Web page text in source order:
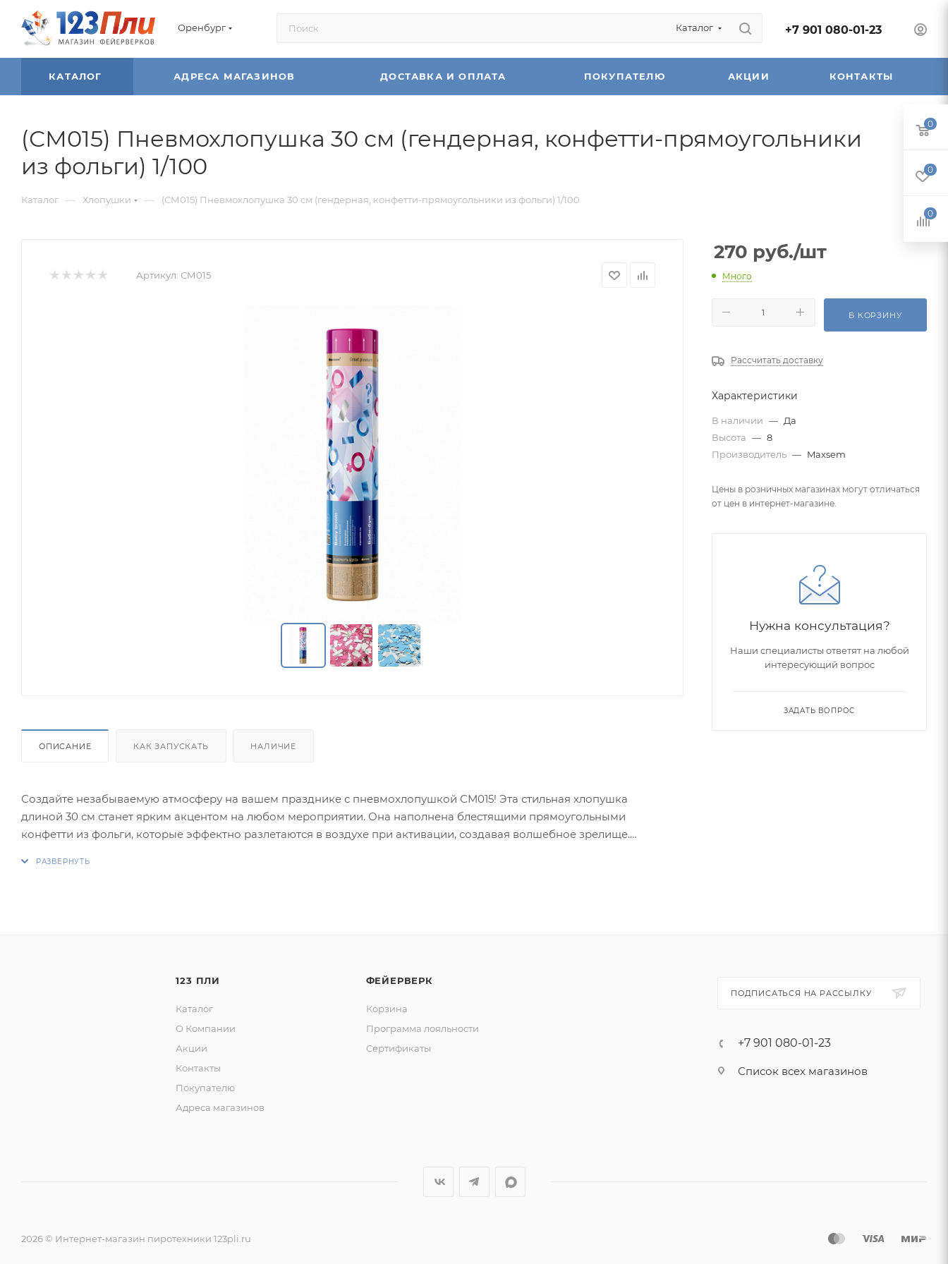
Оренбург Каталог +7 901 080-01-23
КАТАЛОГ АДРЕСА МАГАЗИНОВ ДОСТАВКА И ОПЛАТА ПОКУПАТЕЛЮ АКЦИИ КОНТАКТЫ
(СМ015) Пневмохлопушка 30 см (гендерная, конфетти-прямоугольники
из фольги) 1/100
Каталог — Хлопушки — (СМ015) Пневмохлопушка 30 см (гендерная, конфетти-прямоугольники из фольги) 1/100
Артикул: СМ015
ОПИСАНИЕ КАК ЗАПУСКАТЬ НАЛИЧИЕ
Создайте незабываемую атмосферу на вашем празднике с пневмохлопушкой СМ015! Эта стильная хлопушка
длиной 30 см станет ярким акцентом на любом мероприятии. Она наполнена блестящими прямоугольными
конфетти из фольги, которые эффектно разлетаются в воздухе при активации, создавая волшебное зрелище.
2. Выброс наполнителя (конфетти розовое, конфетти серебряное).
270 руб./шт
Много
В КОРЗИНУ
Рассчитать доставку
Характеристики
В наличии — Да
Высота — 8
Производитель — Maxsem
Цены в розничных магазинах могут отличаться
от цен в интернет-магазине.
Нужна консультация?
Наши специалисты ответят на любой
интересующий вопрос
ЗАДАТЬ ВОПРОС
123 ПЛИ
Каталог
О Компании
Акции
Контакты
Покупателю
Адреса магазинов
ФЕЙЕРВЕРК
Корзина
Программа лояльности
Сертификаты
ПОДПИСАТЬСЯ НА РАССЫЛКУ
+7 901 080-01-23
Список всех магазинов
2026 © Интернет-магазин пиротехники 123pli.ru
0
0
0